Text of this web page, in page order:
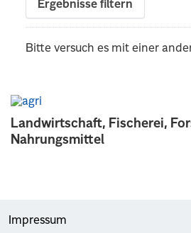
Landwirtschaft, Fischerei,
Nahrungsmittel
Ergebnisse filtern
Bitte versuch es mit einer
Impressum